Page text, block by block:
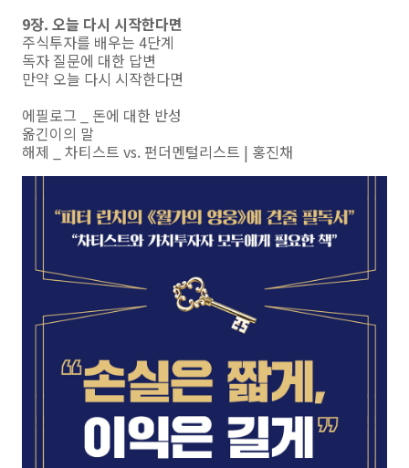
9장. 오늘 다시 시작한다면
주식투자를 배우는 4단계
독자 질문에 대한 답변
만약 오늘 다시 시작한다면
에필로그 _ 돈에 대한 반성
옮긴이의 말
해제 _ 차티스트 vs. 펀더멘털리스트 | 홍진채